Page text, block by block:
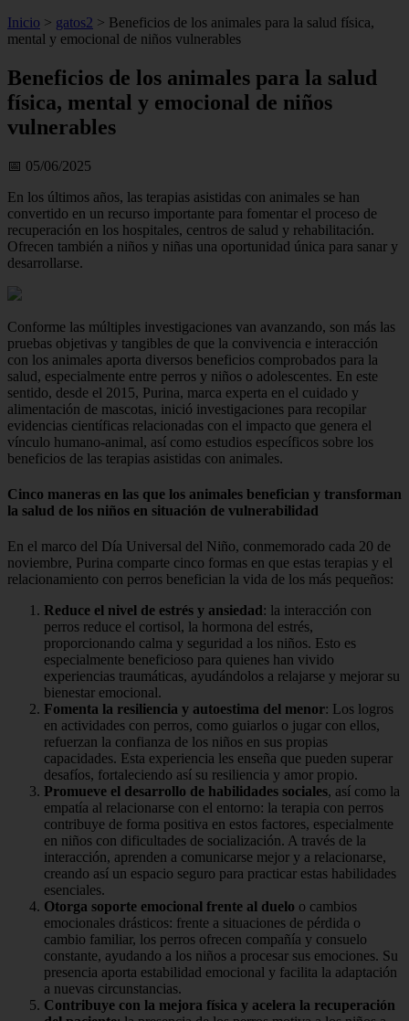
Inicio > gatos2 > Beneficios de los animales para la salud física,
mental y emocional de niños vulnerables
Beneficios de los animales para la salud
física, mental y emocional de niños
vulnerables
📅 05/06/2025
En los últimos años, las terapias asistidas con animales se han
convertido en un recurso importante para fomentar el proceso de
recuperación en los hospitales, centros de salud y rehabilitación.
Ofrecen también a niños y niñas una oportunidad única para sanar y
desarrollarse.
Conforme las múltiples investigaciones van avanzando, son más las
pruebas objetivas y tangibles de que la convivencia e interacción
con los animales aporta diversos beneficios comprobados para la
salud, especialmente entre perros y niños o adolescentes. En este
sentido, desde el 2015, Purina, marca experta en el cuidado y
alimentación de mascotas, inició investigaciones para recopilar
evidencias científicas relacionadas con el impacto que genera el
vínculo humano-animal, así como estudios específicos sobre los
beneficios de las terapias asistidas con animales.
Cinco maneras en las que los animales benefician y transforman
la salud de los niños en situación de vulnerabilidad
En el marco del Día Universal del Niño, conmemorado cada 20 de
noviembre, Purina comparte cinco formas en que estas terapias y el
relacionamiento con perros benefician la vida de los más pequeños:
Reduce el nivel de estrés y ansiedad: la interacción con
perros reduce el cortisol, la hormona del estrés,
proporcionando calma y seguridad a los niños. Esto es
especialmente beneficioso para quienes han vivido
experiencias traumáticas, ayudándolos a relajarse y mejorar su
bienestar emocional.
Fomenta la resiliencia y autoestima del menor: Los logros
en actividades con perros, como guiarlos o jugar con ellos,
refuerzan la confianza de los niños en sus propias
capacidades. Esta experiencia les enseña que pueden superar
desafíos, fortaleciendo así su resiliencia y amor propio.
Promueve el desarrollo de habilidades sociales, así como la
empatía al relacionarse con el entorno: la terapia con perros
contribuye de forma positiva en estos factores, especialmente
en niños con dificultades de socialización. A través de la
interacción, aprenden a comunicarse mejor y a relacionarse,
creando así un espacio seguro para practicar estas habilidades
esenciales.
Otorga soporte emocional frente al duelo o cambios
emocionales drásticos: frente a situaciones de pérdida o
cambio familiar, los perros ofrecen compañía y consuelo
constante, ayudando a los niños a procesar sus emociones. Su
presencia aporta estabilidad emocional y facilita la adaptación
a nuevas circunstancias.
Contribuye con la mejora física y acelera la recuperación